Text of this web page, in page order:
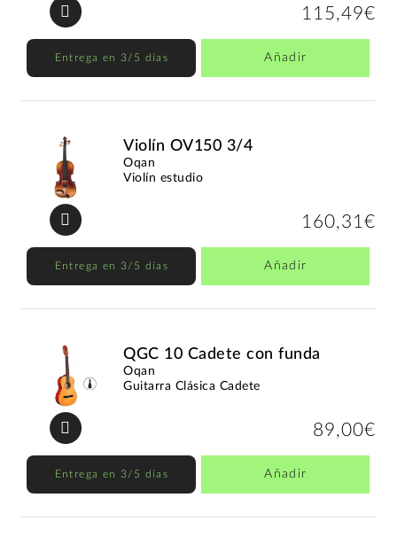
115,49€
Entrega en 3/5 días Añadir
Violín OV150 3/4
Oqan
Violín estudio
160,31€
Entrega en 3/5 días Añadir
QGC 10 Cadete con funda
Oqan
Guitarra Clásica Cadete
89,00€
Entrega en 3/5 días Añadir